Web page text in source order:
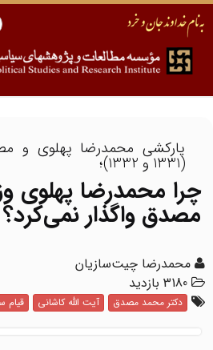
یارکشی محمدرضا پهلوی و
چرا محمدرضا پهلوی
مصدق واگذار نمی‌کرد؟
محمدرضا چیت‌سازیان
3180 بازدید
دکتر محمد مصدق آیت الله کاشانی قیام سی